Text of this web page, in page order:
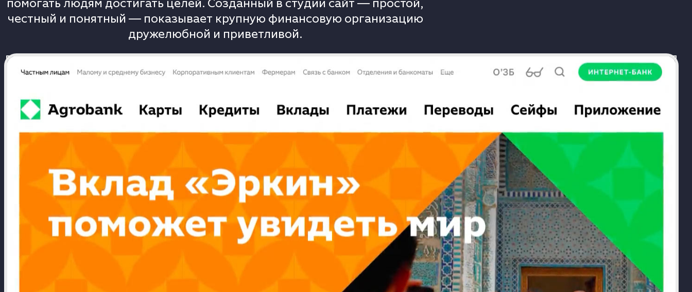
честный и понятный — показывает крупную финансовую организацию
дружелюбной и приветливой.